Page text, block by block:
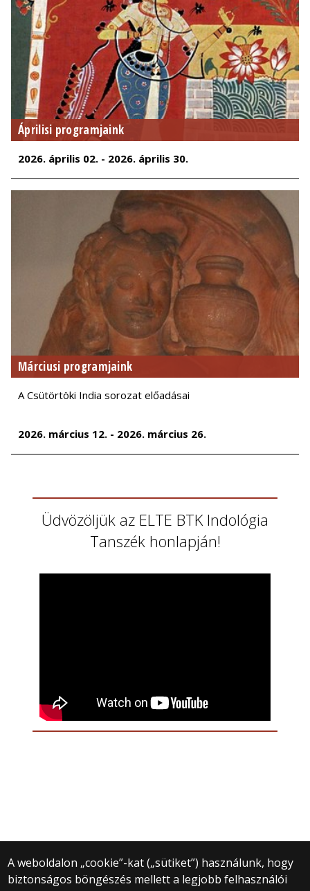
Áprilisi programjaink
2026. április 02. - 2026. április 30.
Márciusi programjaink
A Csütörtöki India sorozat előadásai
2026. március 12. - 2026. március 26.
Üdvözöljük az ELTE BTK Indológia
Tanszék honlapján!
A weboldalon „cookie”-kat („sütiket”) használunk, hogy
biztonságos böngészés mellett a legjobb felhasználói
© 2025 Eötvös Loránd Tudományegyetem